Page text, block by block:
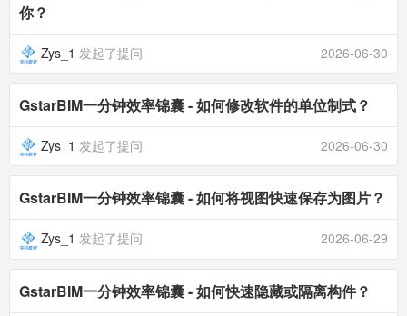
你？
Zys_1 发起了提问 2026-06-30
GstarBIM一分钟效率锦囊 - 如何修改软件的单位制式？
Zys_1 发起了提问 2026-06-30
GstarBIM一分钟效率锦囊 - 如何将视图快速保存为图片？
Zys_1 发起了提问 2026-06-29
GstarBIM一分钟效率锦囊 - 如何快速隐藏或隔离构件？